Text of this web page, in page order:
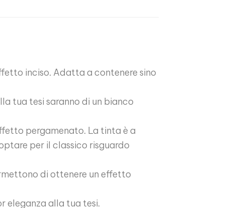
inciso. Adatta a contenere sino
tua tesi saranno di un bianco
pergamenato. La tinta è a
per il classico risguardo
di ottenere un effetto
eleganza alla tua tesi.